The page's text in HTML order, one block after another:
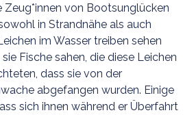
Zeug*innen von Bootsunglücken
in Strandnähe als auch
im Wasser treiben sehen
Fische sahen, die diese Leichen
dass sie von der
abgefangen wurden. Einige
sich ihnen während er Überfahrt